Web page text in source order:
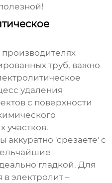
производителях
труб, важно
удаления
с поверхности
участков.
аккуратно 'срезаете' с
гладкой. Для
в электролит –